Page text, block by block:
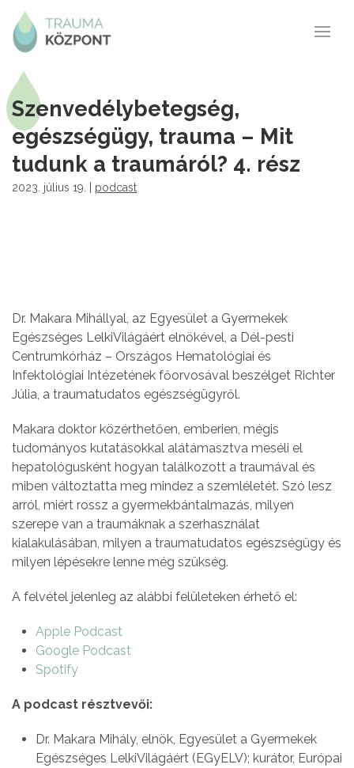
Szenvedélybetegség,
egészségügy, trauma – Mit
tudunk a traumáról? 4. rész
2023. július 19. | podcast
Dr. Makara Mihállyal, az Egyesület a Gyermekek
Egészséges LelkiVilágáért elnökével, a Dél-pesti
Centrumkórház – Országos Hematológiai és
Infektológiai Intézetének főorvosával beszélget Richter
Júlia, a traumatudatos egészségügyről.
Makara doktor közérthetően, emberien, mégis
tudományos kutatásokkal alátámasztva meséli el
hepatológusként hogyan találkozott a traumával és
miben változtatta meg mindez a szemléletét. Szó lesz
arról, miért rossz a gyermekbántalmazás, milyen
szerepe van a traumáknak a szerhasználat
kialakulásában, milyen a traumatudatos egészségügy és
milyen lépésekre lenne még szükség.
A felvétel jelenleg az alábbi felületeken érhető el:
Apple Podcast
Google Podcast
Spotify
A podcast résztvevői:
Dr. Makara Mihály, elnök, Egyesület a Gyermekek
Egészséges LelkiVilágáért (EGyELV); kurátor, Európai